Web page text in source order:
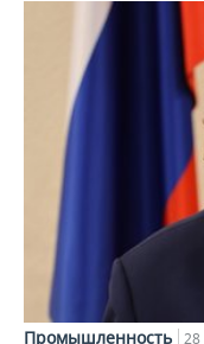
Промышленность 28